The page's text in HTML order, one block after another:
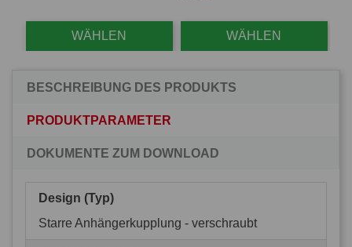
WÄHLEN WÄHLEN
BESCHREIBUNG DES PRODUKTS
PRODUKTPARAMETER
DOKUMENTE ZUM DOWNLOAD
Design (Typ)
Starre Anhängerkupplung - verschraubt